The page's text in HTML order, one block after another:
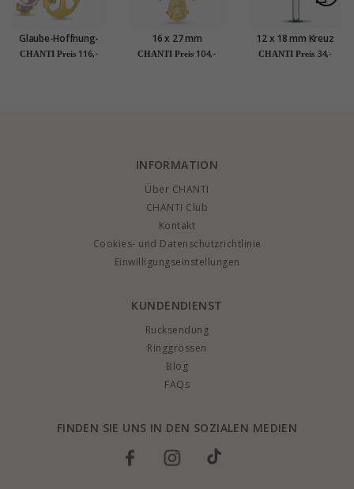
Glaube-Hoffnung-
Liebe Zirkon
CHANTI Preis 116,-
16 x 27 mm
Dagmarkreuz aus
CHANTI Preis 104,-
12 x 18 mm Kreuz
Anhänger aus Silber -
CHANTI Preis 34,-
INFORMATION
Über CHANTI
CHANTI Club
Kontakt
Cookies- und Datenschutzrichtlinie
Einwilligungseinstellungen
KUNDENDIENST
Rucksendung
Ringgrössen
Blog
FAQs
FINDEN SIE UNS IN DEN SOZIALEN MEDIEN